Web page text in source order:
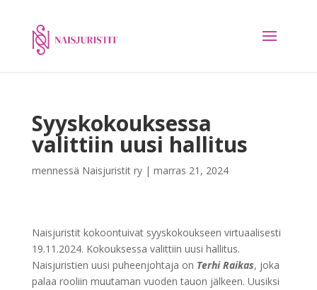
Syyskokouksessa
valittiin uusi hallitus
mennessä Naisjuristit ry| marras 21, 2024
Naisjuristit kokoontuivat syyskokoukseen virtuaalisesti
19.11.2024. Kokouksessa valittiin uusi hallitus.
Naisjuristien uusi puheenjohtaja on Terhi Raikas, joka
palaa rooliin muutaman vuoden tauon jälkeen. Uusiksi